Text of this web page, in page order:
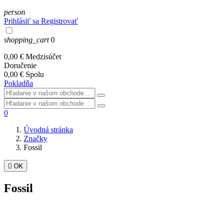
person
Prihlásiť sa Registrovať
shopping_cart 0
0,00 € Medzisúčet
Doručenie
0,00 € Spolu
Pokladňa
0
Úvodná stránka
Značky
Fossil
 OK
Fossil